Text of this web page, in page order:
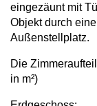
eingezäunt mit
Objekt durch
Außenstellplatz.
Die
in m²)